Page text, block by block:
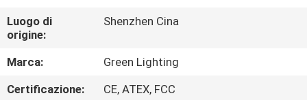
GIRO
DELLA
FABBRICA
Luogo di
origine:
Shenzhen Cina
Marca:
Green Lighting
Certificazione:
CE, ATEX, FCC